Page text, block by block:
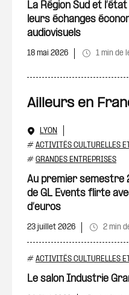
La Région Sud et
leurs échanges
audiovisuels
18 mai 2026 1 min de
Ailleurs en
LYON
# ACTIVITÉS CULTURELLES
# GRANDES ENTREPRISES
Au premier semestre
de GL Events flirte
d’euros
23 juillet 2026 2 min
# ACTIVITÉS CULTURELLES
Le salon Industrie